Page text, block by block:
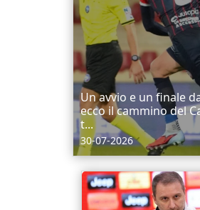
Un avvio e un finale
ecco il cammino del
t...
30-07-2026